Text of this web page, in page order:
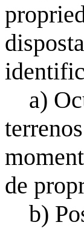
a)
de
b)